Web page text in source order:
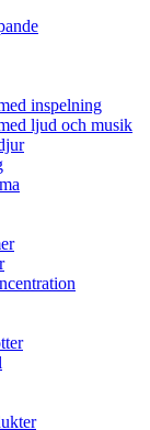
inspelning
ljud och musik